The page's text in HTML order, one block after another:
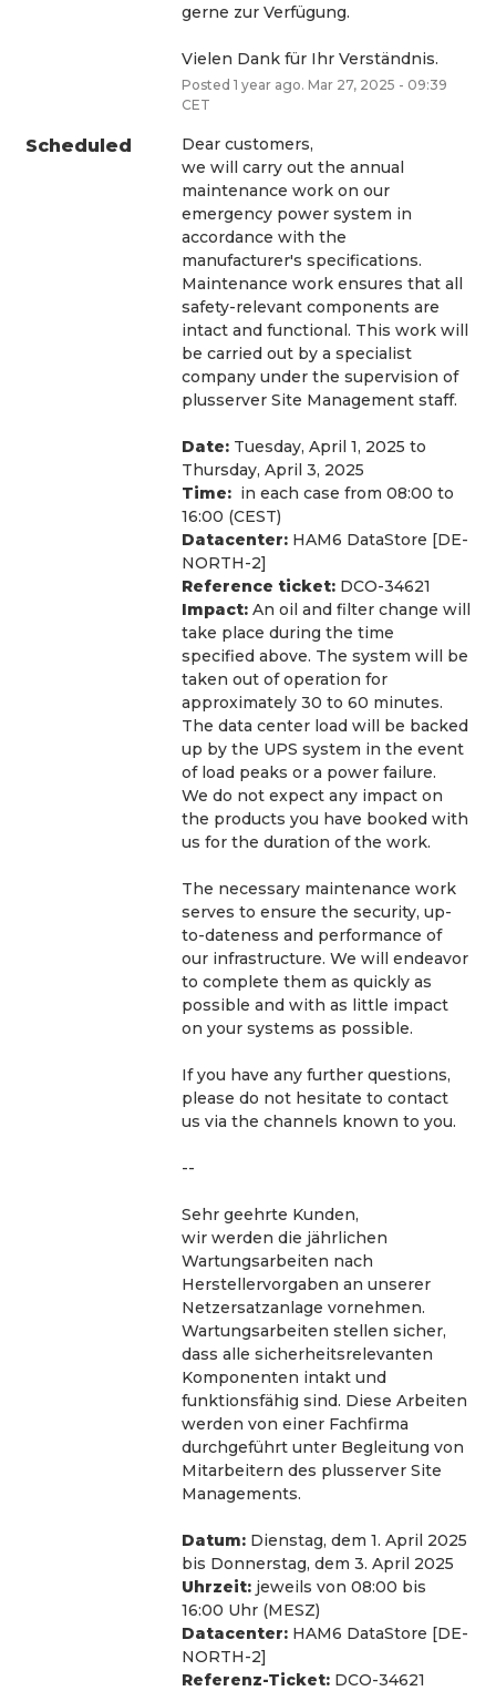
gerne zur Verfügung.
Vielen Dank für Ihr Verständnis.
Posted 1 year ago. Mar 27, 2025 - 09:39
CET
Scheduled
Dear customers,
we will carry out the annual
maintenance work on our
emergency power system in
accordance with the
manufacturer's specifications.
Maintenance work ensures that all
safety-relevant components are
intact and functional. This work will
be carried out by a specialist
company under the supervision of
plusserver Site Management staff.
Date: Tuesday, April 1, 2025 to
Thursday, April 3, 2025
Time: in each case from 08:00 to
16:00 (CEST)
Datacenter: HAM6 DataStore [DE-
NORTH-2]
Reference ticket: DCO-34621
Impact: An oil and filter change will
take place during the time
specified above. The system will be
taken out of operation for
approximately 30 to 60 minutes.
The data center load will be backed
up by the UPS system in the event
of load peaks or a power failure.
We do not expect any impact on
the products you have booked with
us for the duration of the work.
The necessary maintenance work
serves to ensure the security, up-
to-dateness and performance of
our infrastructure. We will endeavor
to complete them as quickly as
possible and with as little impact
on your systems as possible.
If you have any further questions,
please do not hesitate to contact
us via the channels known to you.
--
Sehr geehrte Kunden,
wir werden die jährlichen
Wartungsarbeiten nach
Herstellervorgaben an unserer
Netzersatzanlage vornehmen.
Wartungsarbeiten stellen sicher,
dass alle sicherheitsrelevanten
Komponenten intakt und
funktionsfähig sind. Diese Arbeiten
werden von einer Fachfirma
durchgeführt unter Begleitung von
Mitarbeitern des plusserver Site
Managements.
Datum: Dienstag, dem 1. April 2025
bis Donnerstag, dem 3. April 2025
Uhrzeit: jeweils von 08:00 bis
16:00 Uhr (MESZ)
Datacenter: HAM6 DataStore [DE-
NORTH-2]
Referenz-Ticket: DCO-34621